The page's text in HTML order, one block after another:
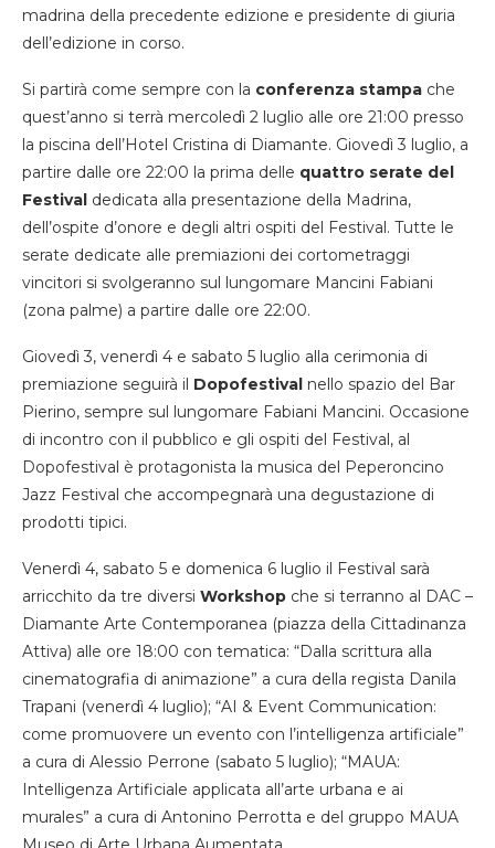
madrina della precedente edizione e presidente di giuria
dell’edizione in corso.
Si partirà come sempre con la conferenza stampa che
quest’anno si terrà mercoledì 2 luglio alle ore 21:00 presso
la piscina dell’Hotel Cristina di Diamante. Giovedì 3 luglio, a
partire dalle ore 22:00 la prima delle quattro serate del
Festival dedicata alla presentazione della Madrina,
dell’ospite d’onore e degli altri ospiti del Festival. Tutte le
serate dedicate alle premiazioni dei cortometraggi
vincitori si svolgeranno sul lungomare Mancini Fabiani
(zona palme) a partire dalle ore 22:00.
Giovedì 3, venerdì 4 e sabato 5 luglio alla cerimonia di
premiazione seguirà il Dopofestival nello spazio del Bar
Pierino, sempre sul lungomare Fabiani Mancini. Occasione
di incontro con il pubblico e gli ospiti del Festival, al
Dopofestival è protagonista la musica del Peperoncino
Jazz Festival che accompegnarà una degustazione di
prodotti tipici.
Venerdì 4, sabato 5 e domenica 6 luglio il Festival sarà
arricchito da tre diversi Workshop che si terranno al DAC –
Diamante Arte Contemporanea (piazza della Cittadinanza
Attiva) alle ore 18:00 con tematica: “Dalla scrittura alla
cinematografia di animazione” a cura della regista Danila
Trapani (venerdì 4 luglio); “AI & Event Communication:
come promuovere un evento con l’intelligenza artificiale”
a cura di Alessio Perrone (sabato 5 luglio); “MAUA:
Intelligenza Artificiale applicata all’arte urbana e ai
murales” a cura di Antonino Perrotta e del gruppo MAUA